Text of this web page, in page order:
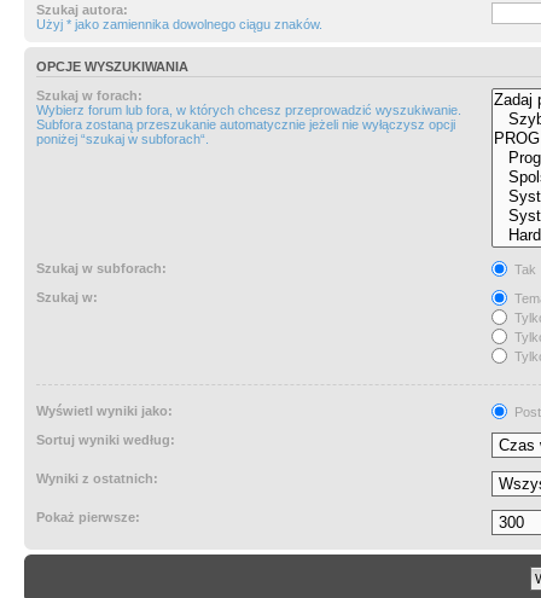
Szukaj autora:
Użyj * jako zamiennika dowolnego ciągu znaków.
OPCJE WYSZUKIWANIA
Szukaj w forach:
Wybierz forum lub fora, w których chcesz przeprowadzić wyszukiwanie.
Subfora zostaną przeszukanie automatycznie jeżeli nie wyłączysz opcji
poniżej “szukaj w subforach“.
Szukaj w subforach:
Tak
Szukaj w:
Wyświetl wyniki jako:
Sortuj wyniki według:
Wyniki z ostatnich:
Pokaż pierwsze: